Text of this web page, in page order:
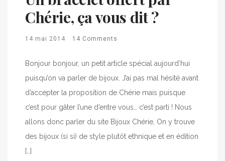
Chérie, ça vous dit ?
14 mai 2014 14 Comments
Bonjour bonjour, un petit article spécial aujourd’hui
puisqu’on va parler de bijoux. J’ai pas mal hésité avant
d’accepter la proposition de Chérie mais puisque
c’est pour gâter l’une d’entre vous… c’est parti ! Nous
allons donc parler du site Bijoux Chérie, On y trouve
des bijoux (si si) de style plutôt ethnique et en édition
[…]